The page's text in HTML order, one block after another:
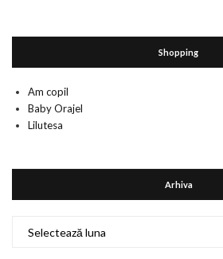
Shopping
Am copil
Baby Orajel
Lilutesa
Arhiva